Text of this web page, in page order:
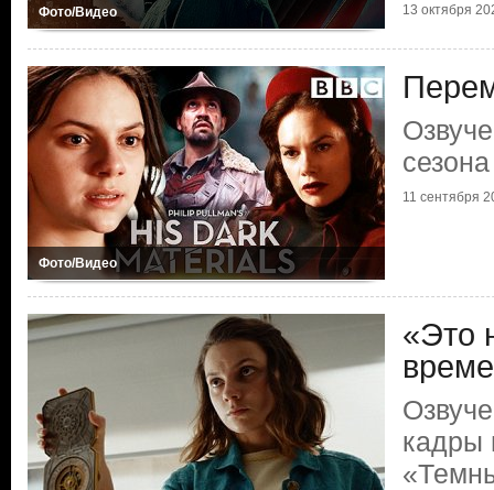
Фото/Видео 13 октября
Фото/Видео
11 сентября
«Это
кадры